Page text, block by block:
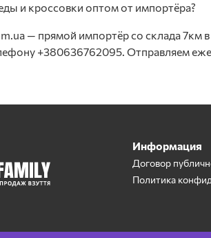
и кроссовки оптом от импортёра?
— прямой импортёр со склада 7км
+380636762095. Отправляем
Информация
Договор
Политика